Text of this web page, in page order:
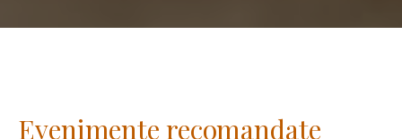
Evenimente recomandate